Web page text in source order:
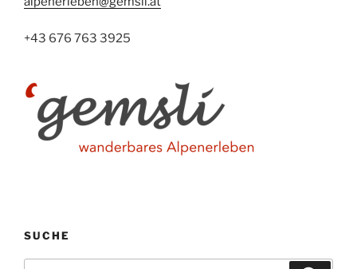
+43 676 763 3925
SUCHE